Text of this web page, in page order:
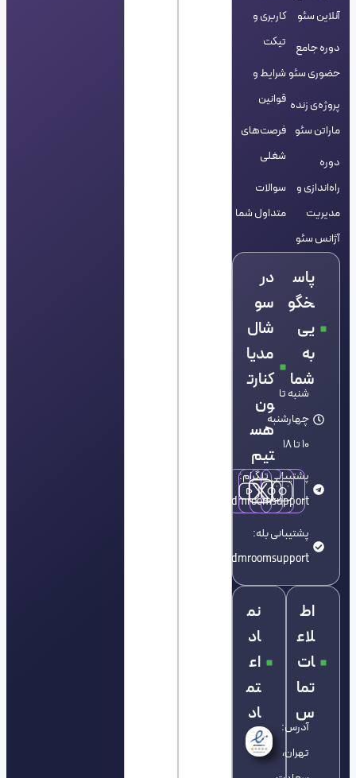
آنلاین سئو
دوره جامع
حضوری سئو
پروژه‌ی زنده
ماراتن سئو
دوره
راه‌اندازی و
مدیریت
آژانس سئو
کاربری و
تیکت
شرایط و
قوانین
فرصت‌های
شغلی
سوالات
متداول شما
پاس
خگو
یی
به
شما
شنبه تا
چهارشنبه
10 تا 18
پشتیبانی تلگرام:
dmroomsupport@
پشتیبانی بله:
dmroomsupport@
در
سو
شال
مدیا
کنارت
ون
هس
تیم
اط
لاع
ات
تما
س
آدرس:
تهران،
نم
اد
اع
تم
اد